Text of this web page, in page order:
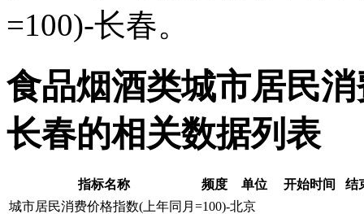
=100)-长春。
食品烟酒类城市居民
长春的相关数据列表
指标名称 频度 单位 开始时间
结
城市居民消费价格指数(上年同月=100)-北京